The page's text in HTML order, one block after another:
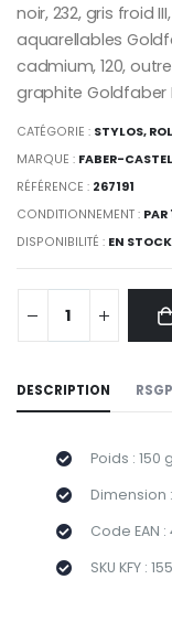
noir, 232, gris froid
aquarellables
cadmium, 120,
graphite Goldfaber
CATÉGORIE : STYLOS,
MARQUE : FABER-
RÉFÉRENCE : 267191
CONDITIONNEMENT : PAR
DISPONIBILITÉ : EN
DESCRIPTION RSGP
Poids : 150 g
Dimension :
Code EAN :
SKU KFY :